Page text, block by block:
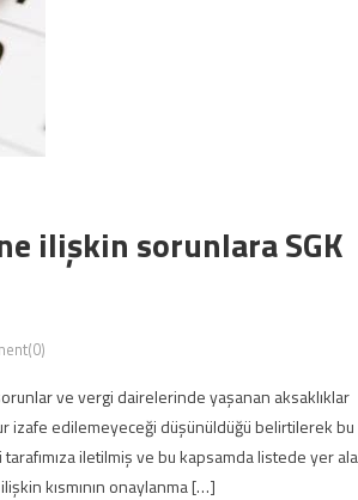
ilişkin sorunlara SGK
ve vergi dairelerinde yaşanan aksaklıklar
izafe edilemeyeceği düşünüldüğü belirtilerek bu
iletilmiş ve bu kapsamda listede yer
kısmının onaylanma […]